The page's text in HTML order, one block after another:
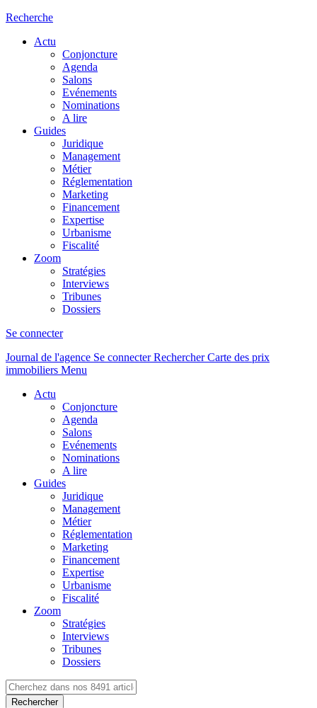
Recherche
Actu
Conjoncture
Agenda
Salons
Evénements
Nominations
A lire
Guides
Juridique
Management
Métier
Réglementation
Marketing
Financement
Expertise
Urbanisme
Fiscalité
Zoom
Stratégies
Interviews
Tribunes
Dossiers
Se connecter
Journal de l'agence Se connecterRechercher Carte des prix
immobiliers Menu
Actu
Conjoncture
Agenda
Salons
Evénements
Nominations
A lire
Guides
Juridique
Management
Métier
Réglementation
Marketing
Financement
Expertise
Urbanisme
Fiscalité
Zoom
Stratégies
Interviews
Tribunes
Dossiers
Rechercher